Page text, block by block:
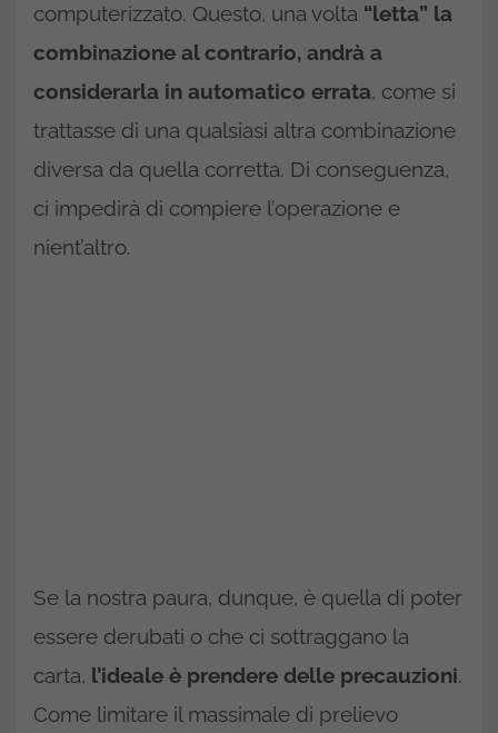
computerizzato. Questo, una volta “letta” la
combinazione al contrario, andrà a
considerarla in automatico errata, come si
trattasse di una qualsiasi altra combinazione
diversa da quella corretta. Di conseguenza,
ci impedirà di compiere l’operazione e
nient’altro.
Se la nostra paura, dunque, è quella di poter
essere derubati o che ci sottraggano la
carta, l’ideale è prendere delle precauzioni.
Come limitare il massimale di prelievo